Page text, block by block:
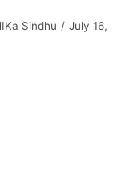
Sindhu
July 16,